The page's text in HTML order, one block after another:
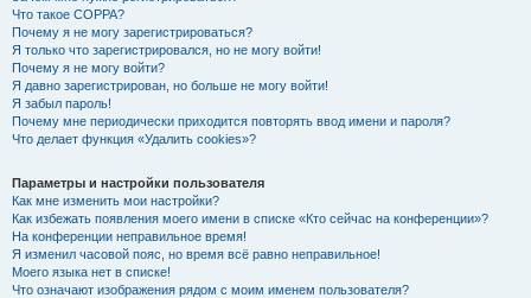
Что такое COPPA?
Почему я не могу зарегистрироваться?
Я только что зарегистрировался, но не могу войти!
Почему я не могу войти?
Я давно зарегистрирован, но больше не могу войти!
Я забыл пароль!
Почему мне периодически приходится повторять ввод имени и пароля?
Что делает функция «Удалить cookies»?
Параметры и настройки пользователя
Как мне изменить мои настройки?
Как избежать появления моего имени в списке «Кто сейчас на конференции»?
На конференции неправильное время!
Я изменил часовой пояс, но время всё равно неправильное!
Моего языка нет в списке!
Что означают изображения рядом с моим именем пользователя?